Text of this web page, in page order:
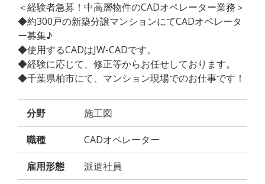
＜経験者急募！中高層物件のCADオペレーター業務＞
◆約300戸の新築分譲マンションにてCADオペレータ
ー募集♪
◆使用するCADはJW-CADです。
◆経験に応じて、修正等からお任せしております。
◆千葉県柏市にて、マンション現場でのお仕事です！
分野 施工図
職種 CADオペレーター
雇用形態 派遣社員